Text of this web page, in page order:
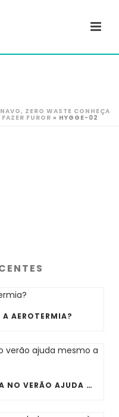
ZERO WASTE CONHEÇA
FUROR » HYGGE-02
AEROTERMIA?
TOMAR BANHO DE ÁGUA FRIA NO VERÃO AJUDA MESMO A REFRESCAR O CORPO?